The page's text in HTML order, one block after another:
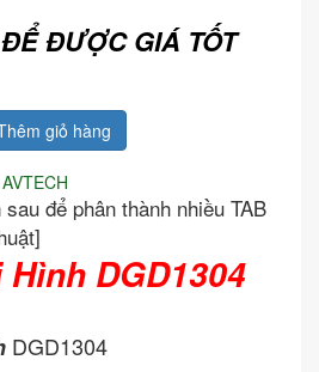
ĐƯỢC GIÁ TỐT
giỏ hàng
để phân thành nhiều TAB
DGD1304
DGD1304